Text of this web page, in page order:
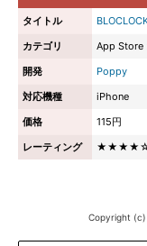
タイトル
カテゴリ
App Store
開発
Poppy
対応機種
iPhone
価格
115円
レーティング
Copyright (c)